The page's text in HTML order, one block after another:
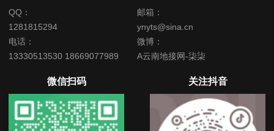
QQ：
1281815294
邮箱：
ynyts@sina.cn
电话：
13330513530 18669077989
微博：
A云南地接网-柒柒
微信扫码 关注抖音